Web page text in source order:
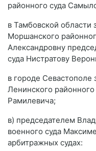
районного суда
в Тамбовской области
Моршанского
Александровну
суда Нистратову
в городе Севастополе
Ленинского
Рамилевича;
в) председателем
военного суда
арбитражных судах: